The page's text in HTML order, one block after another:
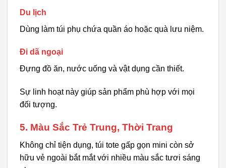
Du lịch
Dùng làm túi phụ chứa quần áo hoặc quà lưu niệm.
Đi dã ngoại
Đựng đồ ăn, nước uống và vật dụng cần thiết.
Sự linh hoạt này giúp sản phẩm phù hợp với mọi
đối tượng.
5. Màu Sắc Trẻ Trung, Thời Trang
Không chỉ tiện dụng, túi tote gấp gọn mini còn sở
hữu vẻ ngoài bắt mắt với nhiều màu sắc tươi sáng